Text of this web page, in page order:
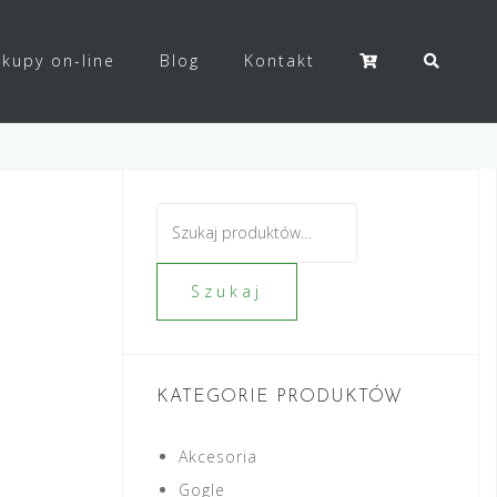
on-line Blog Kontakt
Szukaj
KATEGORIE PRODUKTÓW
Akcesoria
Gogle